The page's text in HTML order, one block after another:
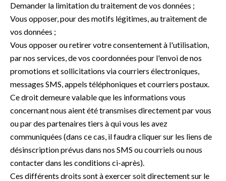
Demander la limitation du traitement de vos données ;
Vous opposer, pour des motifs légitimes, au traitement de
vos données ;
Vous opposer ou retirer votre consentement à l'utilisation,
par nos services, de vos coordonnées pour l'envoi de nos
promotions et sollicitations via courriers électroniques,
messages SMS, appels téléphoniques et courriers postaux.
Ce droit demeure valable que les informations vous
concernant nous aient été transmises directement par vous
ou par des partenaires tiers à qui vous les avez
communiquées (dans ce cas, il faudra cliquer sur les liens de
désinscription prévus dans nos SMS ou courriels ou nous
contacter dans les conditions ci-après).
Ces différents droits sont à exercer soit directement sur le